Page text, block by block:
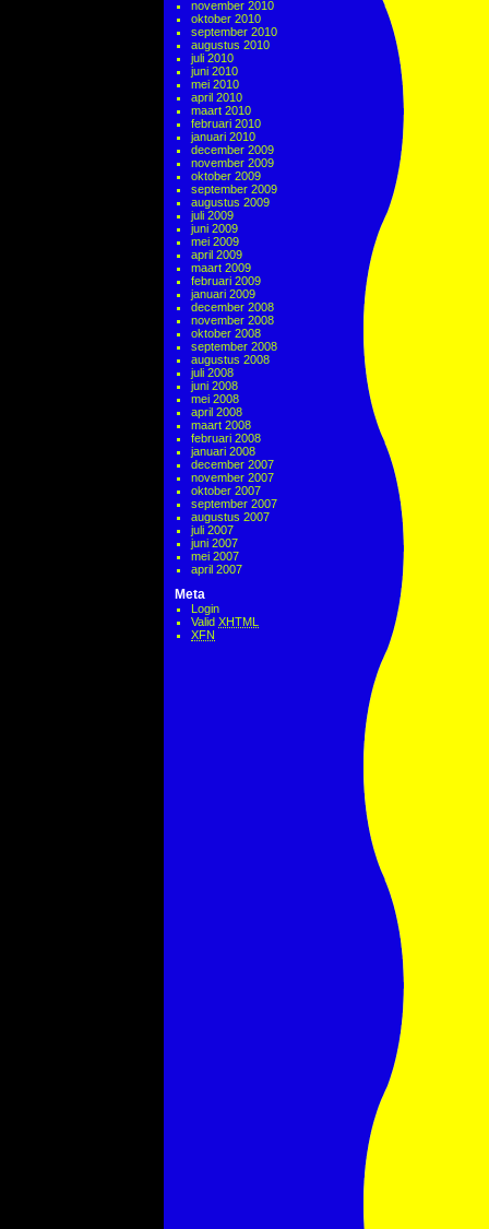
november 2010
oktober 2010
september 2010
augustus 2010
juli 2010
juni 2010
mei 2010
april 2010
maart 2010
februari 2010
januari 2010
december 2009
november 2009
oktober 2009
september 2009
augustus 2009
juli 2009
juni 2009
mei 2009
april 2009
maart 2009
februari 2009
januari 2009
december 2008
november 2008
oktober 2008
september 2008
augustus 2008
juli 2008
juni 2008
mei 2008
april 2008
maart 2008
februari 2008
januari 2008
december 2007
november 2007
oktober 2007
september 2007
augustus 2007
juli 2007
juni 2007
mei 2007
april 2007
Meta
Login
Valid XHTML
XFN